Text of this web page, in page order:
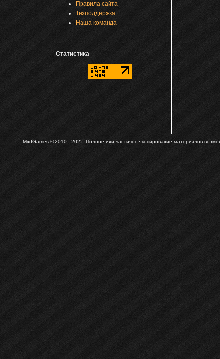
Правила сайта
Техподдержка
Наша команда
Статистика
ModGames © 2010 - 2022. Полное или частичное копирование материалов